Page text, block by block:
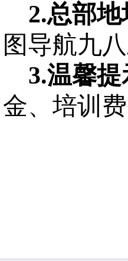
2.总部地
图导航九
3.温馨提
金、培训